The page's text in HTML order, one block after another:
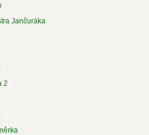
Jančuráka
2